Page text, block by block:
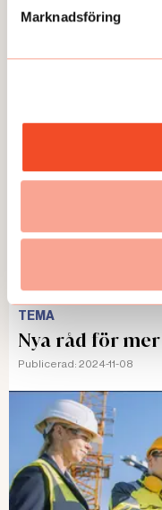
Marknadsföring
6 steg: Anpassa
TEMA
Nya råd för
Publicerad: 2024-11-08